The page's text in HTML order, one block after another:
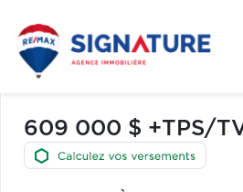
609 000 $ +TPS/